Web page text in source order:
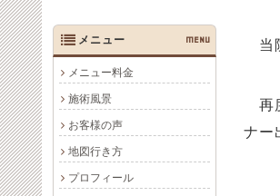
当
再
ナー
メニュー MENU
メニュー料金
施術風景
お客様の声
地図行き方
プロフィール